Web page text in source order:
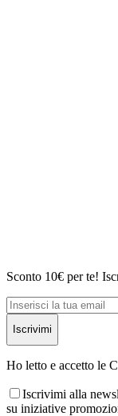
Sconto 10€ per te!
Iscrivimi
Ho letto e accetto le
Iscrivimi alla
su iniziative